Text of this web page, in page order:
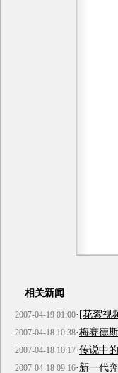
相关新闻
2007-04-19 01:00·[花絮视
2007-04-18 10:38·梅赛德
2007-04-18 10:17·传说中
2007-04-18 09:16·新一代